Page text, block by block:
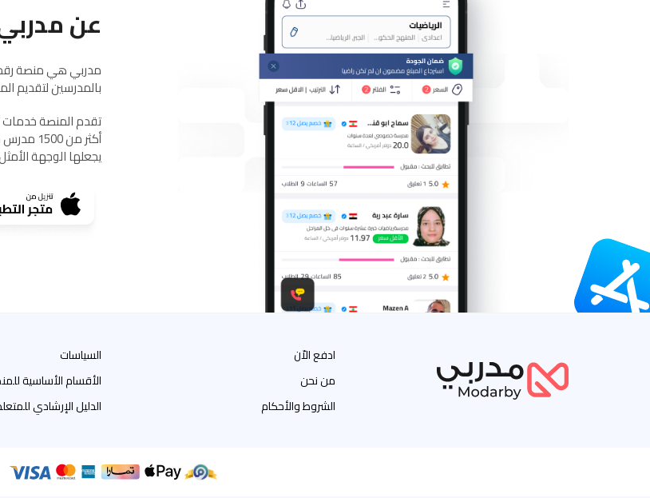
عن
مدربي هي منصة
بالمدرسين لتقديم
يجعلها الوجهة
ادفع الاّن
من نحن
الشروط والأحكام
السياسات
الأقسام الأساسية
الدليل الإرشادي